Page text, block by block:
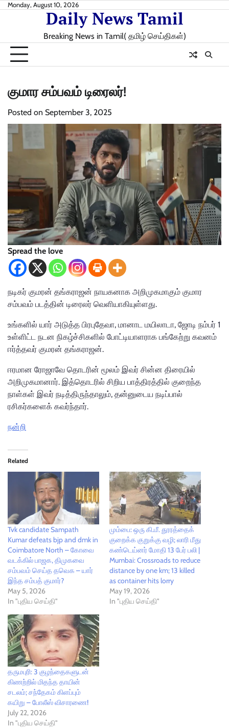
SkipMonday, August 10, 2026
Daily News Tamil
Breaking News in Tamil( தமிழ் செய்திகள்)
குமார சம்பவம் டிரைலர்!
Posted on September 3, 2025
Spread the love
நடிகர் குமரன் தங்கராஜன் நாயகனாக அறிமுகமாகும் குமார
சம்பவம் படத்தின் டிரைலர் வெளியாகியுள்ளது.
உங்களில் யார் அடுத்த பிரபுதேவா, மானாட மயிலாடா, ஜோடி நம்பர் 1
உள்ளிட்ட நடன நிகழ்ச்சிகளில் போட்டியாளராக பங்கேற்று கவனம்
ஈர்த்தவர் குமரன் தங்கராஜன்.
ஈரமான ரோஜாவே தொடரின் மூலம் இவர் சின்ன திரையில்
அறிமுகமானார். இத்தொடரில் சிறிய பாத்திரத்தில் குறைந்த
நாள்கள் இவர் நடித்திருந்தாலும், தன்னுடைய நடிப்பால்
ரசிகர்களைக் கவர்ந்தார்.
நன்றி
Related
Tvk candidate Sampath
Kumar defeats bjp and dmk in
Coimbatore North – கோவை
வடக்கில் பாஜக, திமுகவை
சம்பவம் செய்த தவெக – யார்
இந்த சம்பத் குமார்?
May 5, 2026
In "புதிய செய்தி"
மும்பை: ஒரு கி.மீ. தூரத்தைக்
குறைக்க குறுக்கு வழி; லாரி மீது
கண்டெய்னர் மோதி 13 பேர் பலி |
Mumbai: Crossroads to reduce
distance by one km; 13 killed
as container hits lorry
May 19, 2026
In "புதிய செய்தி"
தருமபுரி: 3 குழந்தைகளுடன்
கிணற்றில் மிதந்த தாயின்
சடலம்; சந்தேகம் கிளப்பும்
கயிறு – போலீஸ் விசாரணை!
July 22, 2026
In "புதிய செய்தி"